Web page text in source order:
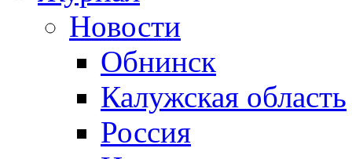
Новости
Обнинск
Калужская область
Россия